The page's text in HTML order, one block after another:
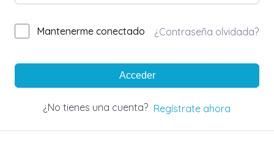
Mantenerme conectado ¿Contraseña olvidada?
Acceder
¿No tienes una cuenta? Regístrate ahora